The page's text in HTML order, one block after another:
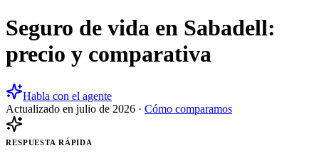
Seguro de vida en Sabadell:
precio y comparativa
Habla con el agente
Actualizado en julio de 2026 · Cómo comparamos
RESPUESTA RÁPIDA